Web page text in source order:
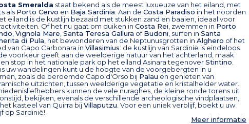
Smeralda staat bekend als de meest luxueuze van het eiland, met
als Porto Cervo en Baja Sardinia . Aan de Costa Paradiso in het noorden
eiland is de kustlijn bezaaid met stukken zand en baaien, ideaal voor
Of het nu gaat om duiken in Costa Rei , zwemmen in Porto
Vignola Mare Santa Teresa Gallura ofBudoni , surfen in Santa
di Pula , het bewonderen van de Neptunusgrotten in Alghero of het
van Capo Carbonara in Villasimius: de kustlijn van Sardinië is eindeloos.
voorkeur geeft aan de weelderige natuur van het achterland, maak
stop in het nationale park op het eiland Asinara tegenoverStintino
uw wandelingen kunt u de hoogte van de voorgebergten in u
zoals de beroemde Capo d'Orso bij Palau en genieten van
uitzichten, tussen weelderige vegetatie en kristalhelder water.
kunnen de vele nuraghes, de kleine ronde torens uit
bekijken, evenals de verschillende archeologische vindplaatsen,
kasteel van Quirra bijVillaputzu . Voor een uniek verblijf, boekt u uw
op Sardinië!
Meer informatie